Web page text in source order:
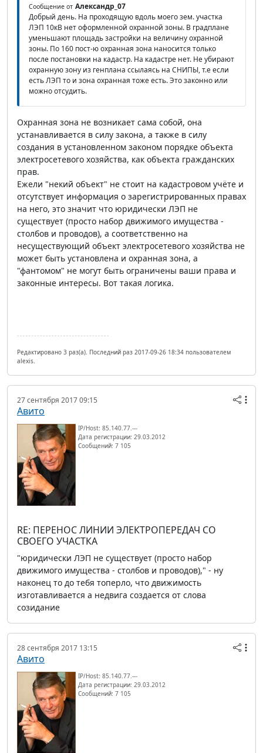
Сообщение от Александр_07
Добрый день. На проходящую вдоль моего зем. участка
ЛЭП 10кВ нет оформленной охранной зоны. В градплане
уменьшают площадь застройки на величину охранной
зоны. По 160 пост-ю охранная зона наносится только
после постановки на кадастр. На кадастре нет. Не убирают
охранную зону из генплана ссылаясь на СНИПЫ, т.е если
есть ЛЭП то и зона охранная тоже есть. Это законно или
можно отсудить.
Охранная зона не возникает сама собой, она
устанавливается в силу закона, а также в силу
создания в установленном законом порядке объекта
электросетевого хозяйства, как объекта гражданских
прав.
Ежели "некий объект" не стоит на кадастровом учёте и
отсутствует информация о зарегистрированных правах
на него, это значит что юридически ЛЭП не
существует (просто набор движимого имущества -
столбов и проводов), а соответственно на
несуществующий объект электросетевого хозяйства не
может быть установлена и охранная зона, а
"фантомом" не могут быть ограничены ваши права и
законные интересы. Вот такая логика.
Редактировано 3 раз(а). Последний раз 2017-09-26 18:34 пользователем
alexis.
27 сентября 2017 09:15
Авито
IP/Host: 85.140.77.---
Дата регистрации: 29.03.2012
Сообщений: 7 105
RE: ПЕРЕНОС ЛИНИИ ЭЛЕКТРОПЕРЕДАЧ СО
СВОЕГО УЧАСТКА
"юридически ЛЭП не существует (просто набор
движимого имущества - столбов и проводов)," - ну
наконец то до тебя топерло, что движимость
изготавливается а недвига создается от слова
созидание
28 сентября 2017 13:15
Авито
IP/Host: 85.140.77.---
Дата регистрации: 29.03.2012
Сообщений: 7 105